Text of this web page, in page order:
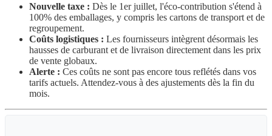
Nouvelle taxe : Dès le 1er juillet, l'éco-contribution s'étend à
100% des emballages, y compris les cartons de transport et de
regroupement.
Coûts logistiques : Les fournisseurs intègrent désormais les
hausses de carburant et de livraison directement dans les prix
de vente globaux.
Alerte : Ces coûts ne sont pas encore tous reflétés dans vos
tarifs actuels. Attendez-vous à des ajustements dès la fin du
mois.